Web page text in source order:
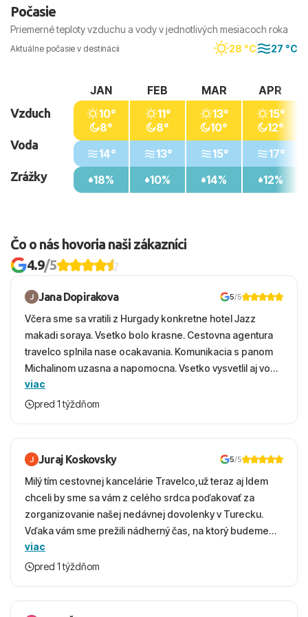
kultúrny rozmer.
Počasie
Priemerné teploty vzduchu a vody v jednotlivých mesiacoch roka
Aktuálne počasie v destinácii 28 °C 27 °C
Vzduch
Voda
Zrážky
JAN
10°
8°
14°
18%
FEB
11°
8°
13°
10%
MAR
13°
10°
15°
14%
APR
15°
12°
17°
12%
Čo o nás hovoria naši zákazníci
4.9/5
Jana Dopirakova 5/5
Včera sme sa vratili z Hurgady konkretne hotel Jazz
makadi soraya. Vsetko bolo krasne. Cestovna agentura
travelco splnila nase ocakavania. Komunikacia s panom
Michalinom uzasna a napomocna. Vsetko vysvetlil aj vo
vecernych hodinach zaco sa ospravedlnujem. Hotel
krasny, cisty. Sluzby top. Strava, prostredie, more,
viac
pred 1 týždňom
Juraj Koskovsky 5/5
Milý tím cestovnej kancelárie Travelco,už teraz aj Idem
chceli by sme sa vám z celého srdca poďakovať za
zorganizovanie našej nedávnej dovolenky v Turecku.
Vďaka vám sme prežili nádherný čas, na ktorý budeme
ešte dlho s úsmevom spomínať. ​Všetko prebehlo
absolútne hladko – od prvotného výberu zájazdu, cez
bola to trefa do čierneho! ​Čo nás dostalo najviac: ​Skvelé
viac
pred 1 týždňom